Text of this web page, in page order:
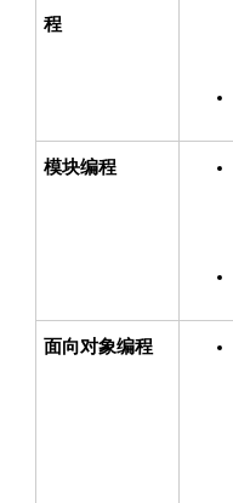
程
模块编程
面向对象编程